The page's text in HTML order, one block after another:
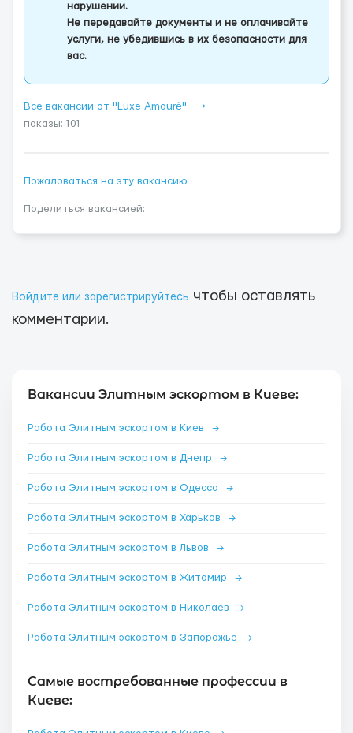
нарушении.
Не передавайте документы и не оплачивайте
услуги, не убедившись в их безопасности для
вас.
Все вакансии от "Luxe Amouré" ⟶
показы: 101
Пожаловаться на эту вакансию
Поделиться вакансией:
Войдите или зарегистрируйтесь чтобы оставлять
комментарии.
Вакансии Элитным эскортом в Киеве:
Работа Элитным эскортом в Киев →
Работа Элитным эскортом в Днепр →
Работа Элитным эскортом в Одесса →
Работа Элитным эскортом в Харьков →
Работа Элитным эскортом в Львов →
Работа Элитным эскортом в Житомир →
Работа Элитным эскортом в Николаев →
Работа Элитным эскортом в Запорожье →
Самые востребованные профессии в
Киеве: